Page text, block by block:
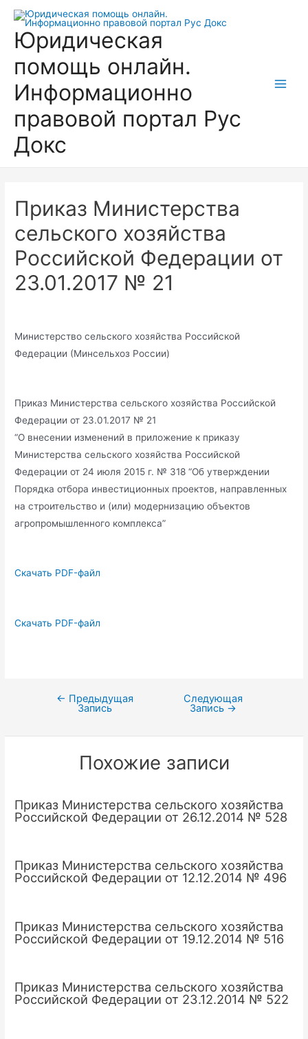
Перейти
содержимому
Юридическая
помощь онлайн.
Информационно
правовой портал Рус
Докс
Приказ Министерства
сельского хозяйства
Российской Федерации от
23.01.2017 № 21
Министерство сельского хозяйства Российской
Федерации (Минсельхоз России)
Приказ Министерства сельского хозяйства Российской
Федерации от 23.01.2017 № 21
“О внесении изменений в приложение к приказу
Министерства сельского хозяйства Российской
Федерации от 24 июля 2015 г. № 318 “Об утверждении
Порядка отбора инвестиционных проектов, направленных
на строительство и (или) модернизацию объектов
агропромышленного комплекса”
Скачать PDF-файл
Скачать PDF-файл
Навигация
записям
← Предыдущая
Запись
Следующая
Запись →
Похожие записи
Приказ Министерства сельского хозяйства
Российской Федерации от 26.12.2014 № 528
Приказ Министерства сельского хозяйства
Российской Федерации от 12.12.2014 № 496
Приказ Министерства сельского хозяйства
Российской Федерации от 19.12.2014 № 516
Приказ Министерства сельского хозяйства
Российской Федерации от 23.12.2014 № 522